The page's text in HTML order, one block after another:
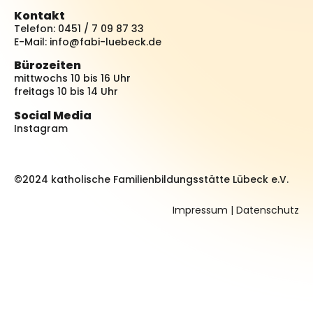
Kontakt
Telefon: 0451 / 7 09 87 33
E-Mail: info@fabi-luebeck.de
Bürozeiten
mittwochs 10 bis 16 Uhr
freitags 10 bis 14 Uhr
Social Media
Instagram
©2024 katholische Familienbildungsstätte Lübeck e.V.
Impressum | Datenschutz